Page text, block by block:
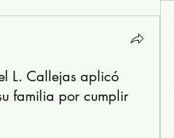
L. Callejas aplicó
familia por cumplir